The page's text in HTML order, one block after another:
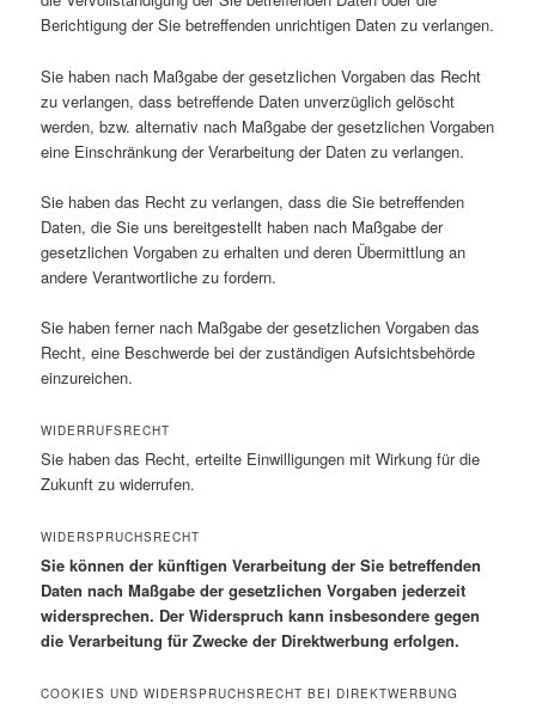
Berichtigung der Sie betreffenden unrichtigen Daten zu verlangen.
Sie haben nach Maßgabe der gesetzlichen Vorgaben das Recht
zu verlangen, dass betreffende Daten unverzüglich gelöscht
werden, bzw. alternativ nach Maßgabe der gesetzlichen Vorgaben
eine Einschränkung der Verarbeitung der Daten zu verlangen.
Sie haben das Recht zu verlangen, dass die Sie betreffenden
Daten, die Sie uns bereitgestellt haben nach Maßgabe der
gesetzlichen Vorgaben zu erhalten und deren Übermittlung an
andere Verantwortliche zu fordern.
Sie haben ferner nach Maßgabe der gesetzlichen Vorgaben das
Recht, eine Beschwerde bei der zuständigen Aufsichtsbehörde
einzureichen.
WIDERRUFSRECHT
Sie haben das Recht, erteilte Einwilligungen mit Wirkung für die
Zukunft zu widerrufen.
WIDERSPRUCHSRECHT
Sie können der künftigen Verarbeitung der Sie betreffenden
Daten nach Maßgabe der gesetzlichen Vorgaben jederzeit
widersprechen. Der Widerspruch kann insbesondere gegen
die Verarbeitung für Zwecke der Direktwerbung erfolgen.
COOKIES UND WIDERSPRUCHSRECHT BEI DIREKTWERBUNG